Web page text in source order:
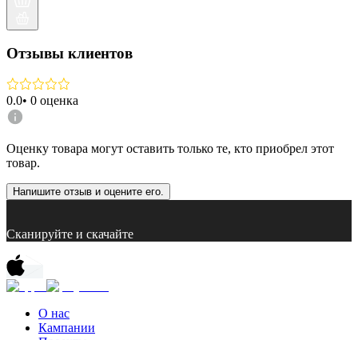
Отзывы клиентов
0.0• 0 оценка
Оценку товара могут оставить только те, кто приобрел этот
товар.
Напишите отзыв и оцените его.
Сканируйте и скачайте
О нас
Кампании